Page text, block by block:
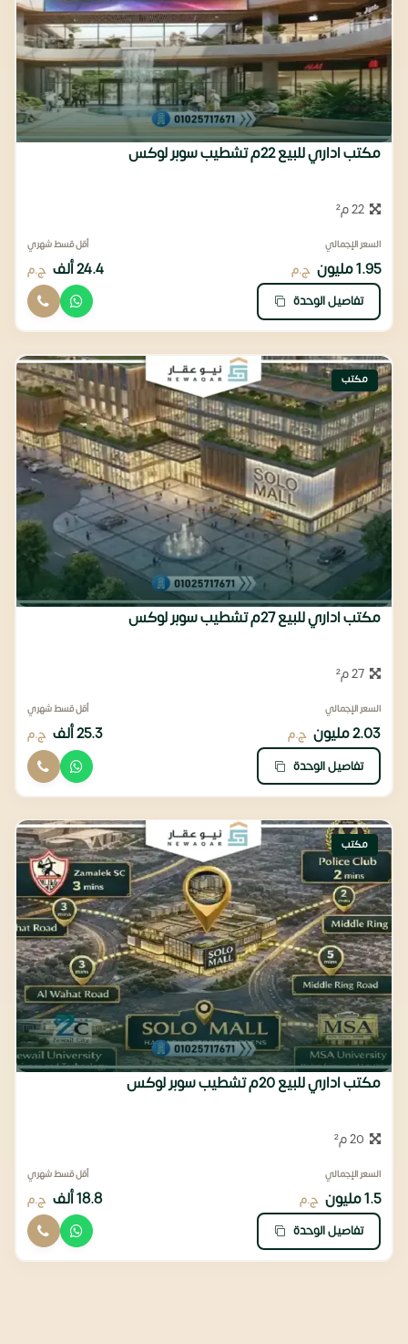
مكتب اداري للبيع 22م تشطيب سوبر لوكس
السعر الإجمالي
1.95 مليون ج.م
أقل قسط شهري
24.4 ألف ج.م
تفاصيل الوحدة
مكتب
مكتب اداري للبيع 27م ‫تشطيب سوبر لوكس
السعر الإجمالي
2.03 مليون ج.م
أقل قسط شهري
25.3 ألف ج.م
تفاصيل الوحدة
مكتب
مكتب اداري للبيع 20م تشطيب سوبر لوكس
السعر الإجمالي
1.5 مليون ج.م
أقل قسط شهري
18.8 ألف ج.م
تفاصيل الوحدة